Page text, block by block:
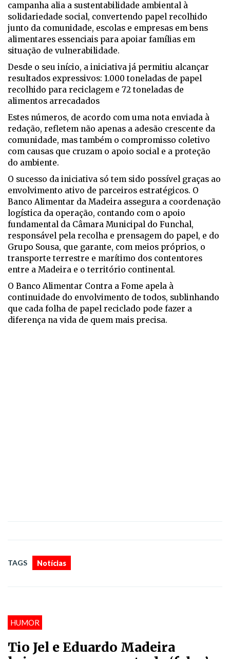
campanha alia a sustentabilidade ambiental à
solidariedade social, convertendo papel recolhido
junto da comunidade, escolas e empresas em bens
alimentares essenciais para apoiar famílias em
situação de vulnerabilidade.
Desde o seu início, a iniciativa já permitiu alcançar
resultados expressivos: 1.000 toneladas de papel
recolhido para reciclagem e 72 toneladas de
alimentos arrecadados
Estes números, de acordo com uma nota enviada à
redação, refletem não apenas a adesão crescente da
comunidade, mas também o compromisso coletivo
com causas que cruzam o apoio social e a proteção
do ambiente.
O sucesso da iniciativa só tem sido possível graças ao
envolvimento ativo de parceiros estratégicos. O
Banco Alimentar da Madeira assegura a coordenação
logística da operação, contando com o apoio
fundamental da Câmara Municipal do Funchal,
responsável pela recolha e prensagem do papel, e do
Grupo Sousa, que garante, com meios próprios, o
transporte terrestre e marítimo dos contentores
entre a Madeira e o território continental.
O Banco Alimentar Contra a Fome apela à
continuidade do envolvimento de todos, sublinhando
que cada folha de papel reciclado pode fazer a
diferença na vida de quem mais precisa.
TAGS Notícias
HUMOR
Tio Jel e Eduardo Madeira